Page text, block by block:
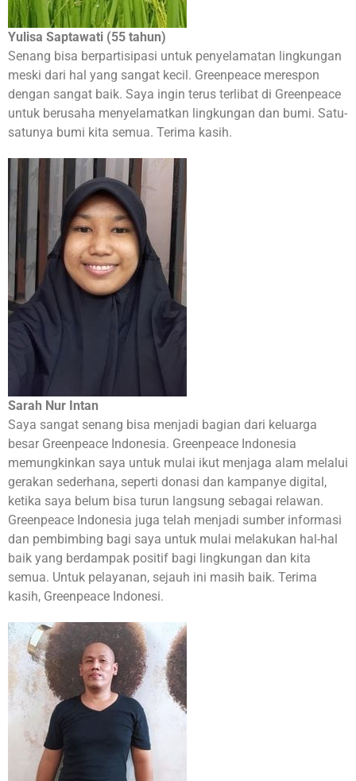
Yulisa Saptawati (55 tahun)
Senang bisa berpartisipasi untuk penyelamatan lingkungan
meski dari hal yang sangat kecil. Greenpeace merespon
dengan sangat baik. Saya ingin terus terlibat di Greenpeace
untuk berusaha menyelamatkan lingkungan dan bumi. Satu-
satunya bumi kita semua. Terima kasih.
Sarah Nur Intan
Saya sangat senang bisa menjadi bagian dari keluarga
besar Greenpeace Indonesia. Greenpeace Indonesia
memungkinkan saya untuk mulai ikut menjaga alam melalui
gerakan sederhana, seperti donasi dan kampanye digital,
ketika saya belum bisa turun langsung sebagai relawan.
Greenpeace Indonesia juga telah menjadi sumber informasi
dan pembimbing bagi saya untuk mulai melakukan hal-hal
baik yang berdampak positif bagi lingkungan dan kita
semua. Untuk pelayanan, sejauh ini masih baik. Terima
kasih, Greenpeace Indonesi.